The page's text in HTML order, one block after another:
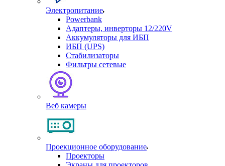
Электропитание
Powerbank
Адаптеры, инверторы 12/220V
Аккумуляторы для ИБП
ИБП (UPS)
Стабилизаторы
Фильтры сетевые
Веб камеры
Проекционное оборудование
Проекторы